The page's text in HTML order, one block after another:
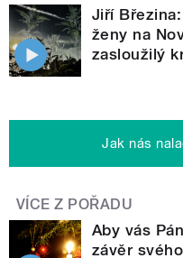
Jiří
ženy na
zasloužilý
Jak nás
VÍCE Z POŘADU
Aby vás
závěr